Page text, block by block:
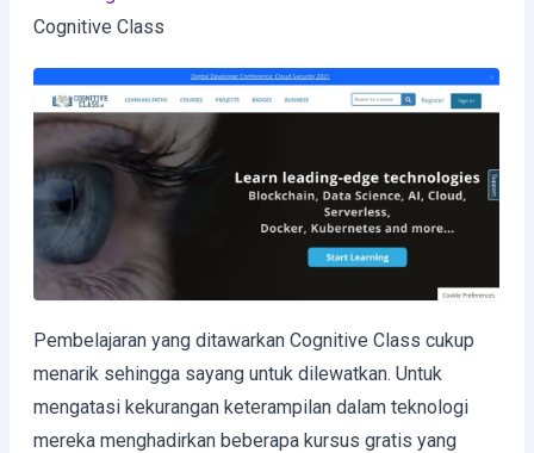
Cognitive Class
Pembelajaran yang ditawarkan Cognitive Class cukup
menarik sehingga sayang untuk dilewatkan. Untuk
mengatasi kekurangan keterampilan dalam teknologi
mereka menghadirkan beberapa kursus gratis yang